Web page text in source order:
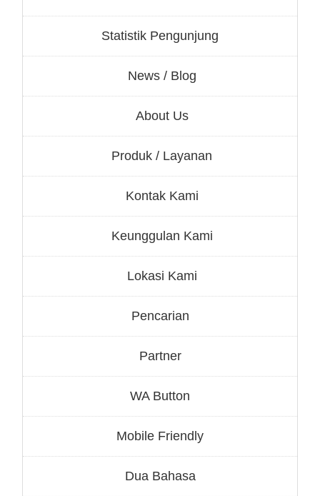
Statistik Pengunjung
News / Blog
About Us
Produk / Layanan
Kontak Kami
Keunggulan Kami
Lokasi Kami
Pencarian
Partner
WA Button
Mobile Friendly
Dua Bahasa